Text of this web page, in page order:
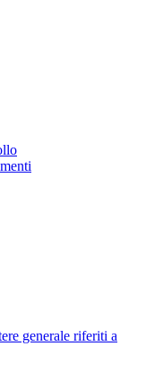
generale riferiti a